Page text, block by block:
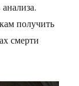
получить
смерти